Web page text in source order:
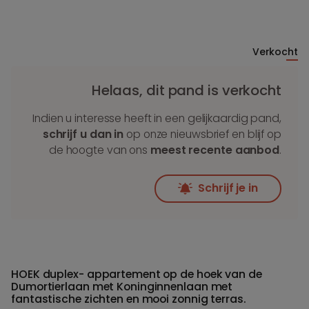
Verkocht
Helaas, dit pand is verkocht
Indien u interesse heeft in een gelijkaardig pand,
schrijf u dan in op onze nieuwsbrief en blijf op
de hoogte van ons meest recente aanbod.
Schrijf je in
HOEK duplex- appartement op de hoek van de
Dumortierlaan met Koninginnenlaan met
fantastische zichten en mooi zonnig terras.